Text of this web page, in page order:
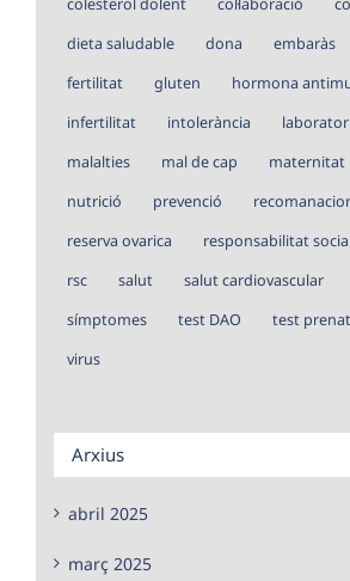
dieta saludable
dona embaràs
fertilitat
gluten
hormona
infertilitat
intolerància
malalties
mal de cap maternitat
nutrició
prevenció
reserva ovarica
responsabilitat
rsc
salut salut cardiovascular
símptomes
test DAO
test
virus
Arxius
abril 2025
març 2025